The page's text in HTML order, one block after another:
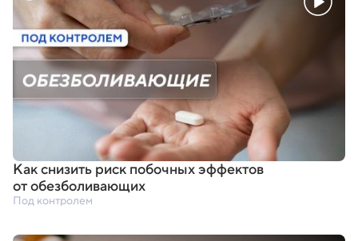
Как снизить риск побочных эффектов
от обезболивающих
Под контролем